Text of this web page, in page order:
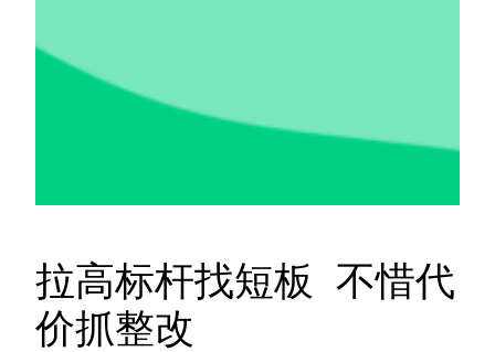
拉高标杆找短板 不惜代
价抓整改